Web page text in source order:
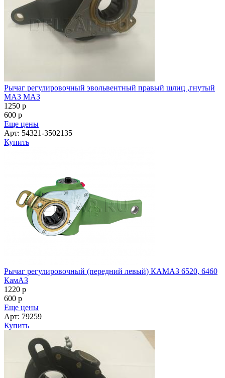
Рычаг регулировочный эвольвентный правый шлиц ,гнутый
МАЗ МАЗ
1250 p
600 p
Еще цены
Арт: 54321-3502135
Купить
Рычаг регулировочный (передний левый) КАМАЗ 6520, 6460
КамАЗ
1220 p
600 p
Еще цены
Арт: 79259
Купить